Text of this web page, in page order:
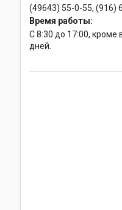
(49643) 55-0-55, (916)
Время работы:
С 8:30 до 17:00,
дней.